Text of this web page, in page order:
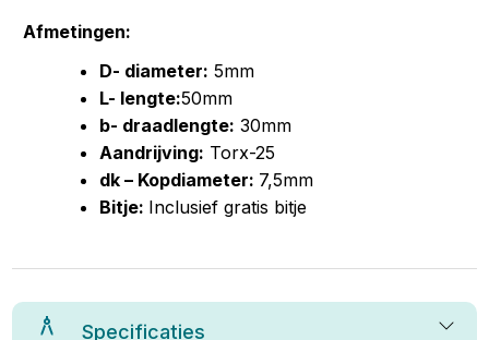
Afmetingen:
D- diameter: 5mm
L- lengte:50mm
b- draadlengte: 30mm
Aandrijving: Torx-25
dk – Kopdiameter: 7,5mm
Bitje: Inclusief gratis bitje
Specificaties